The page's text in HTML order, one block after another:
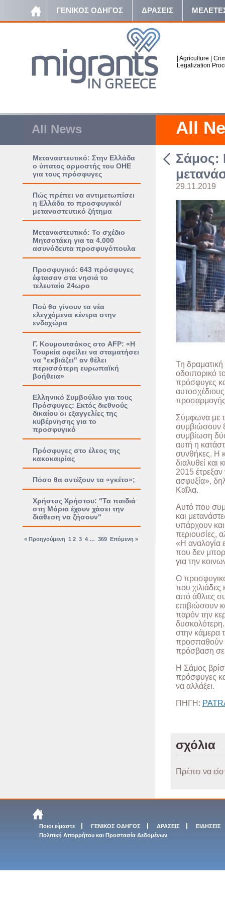
ΓΕΝΙΚΟΣ ΟΔΗΓΟΣ ΔΡΑΣΕΙΣ
Agriculture
Legalization
All News
Μεταναστευτικό: Στην Ελλάδα
ο ύπατος αρμοστής του ΟΗΕ
για τους πρόσφυγες
Πώς πρέπει να αντιμετωπίσει
η Ελλάδα το προσφυγικό/
μεταναστευτικό ζήτημα
Μεταναστευτικό: Το σχέδιο
Μητσοτάκη για τα 4.000
ασυνόδευτα προσφυγόπουλα
Προσφυγικό: 643 πρόσφυγες
έφτασαν στα νησιά το
τελευταίο 24ωρο
Πού θα γίνουν τα νέα
ελεγχόμενα κέντρα στην
ενδοχώρα
Γ. Κουμουτσάκος στο AFP: «Η
Τουρκία οφείλει να σταματήσει
να "εκβιάζει" αν θέλει
περισσότερη ευρωπαϊκή
βοήθεια»
Ελληνικό Συμβούλιο για τους
Πρόσφυγες: Εκτός διεθνούς
δικαίου οι εξαγγελίες της
κυβέρνησης για το
προσφυγικό
Πρόσφυγες στο έλεος της
κακοκαιρίας
Πόσο θα αντέξουν τα «γκέτο»;
Χρήστος Χρήστου: "Τα παιδιά
στη Μόρια έχουν χάσει την
διάθεση να ζήσουν"
« Προηγούμενη 1 2 3 4 … 369 Επόμενη »
All
Σάμος:
29.11.2019
Τη δραματική
οδοιπορικό
πρόσφυγες
προσαρμογής
Σύμφωνα με
συμβιώσουν
συμβίωση
αυτή η
συνθήκες. Η
διαλυθεί και
2015
ασφυξία»,
Καΐλα.
Αυτό που
και
υπάρχουν
περιουσίες,
«Η αναλογία
που δεν
για την
Ο
που χιλιάδες
από άθλιες
επιβιώσουν
παρόν την
στην κάμερα
προσπαθούν
πρόσβαση σε
Η Σάμος
πρόσφυγες
να αλλάξει.
ΠΗΓΗ:
σχόλια
Πρέπει να
Ποιοι είμαστε ΓΕΝΙΚΟΣ ΟΔΗΓΟΣ ΔΡΑΣΕΙΣ
ΕΙΔΗΣΕΙΣ
Πολιτική Απορρήτου και Προστασία Δεδομένων